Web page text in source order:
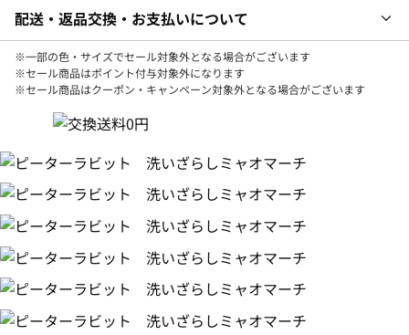
配送・返品交換・お支払いについて
※一部の色・サイズでセール対象外となる場合がございます
※セール商品はポイント付与対象外になります
※セール商品はクーポン・キャンペーン対象外となる場合がございます